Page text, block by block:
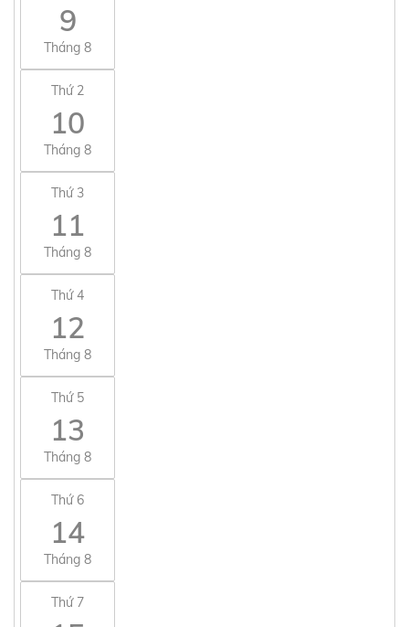
9
Tháng 8
Thứ 2
10
Tháng 8
Thứ 3
11
Tháng 8
Thứ 4
12
Tháng 8
Thứ 5
13
Tháng 8
Thứ 6
14
Tháng 8
Thứ 7